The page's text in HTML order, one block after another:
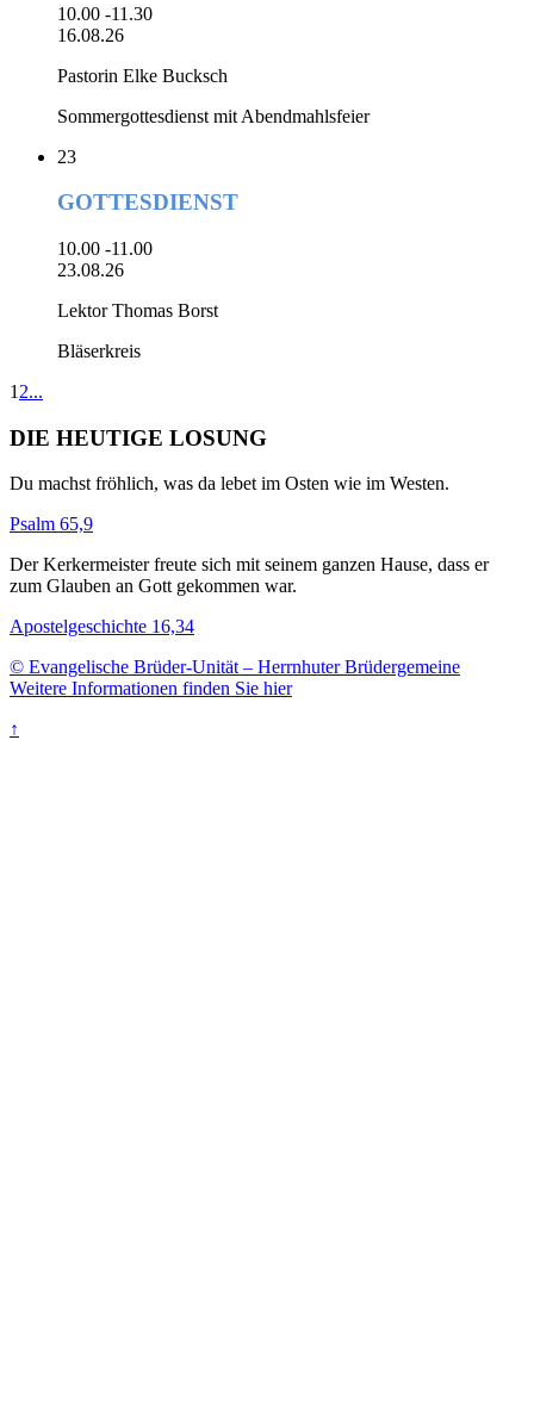
10.00 -11.30
16.08.26
Pastorin Elke Bucksch
Sommergottesdienst mit Abendmahlsfeier
23
GOTTESDIENST
10.00 -11.00
23.08.26
Lektor Thomas Borst
Bläserkreis
1 2...
DIE HEUTIGE LOSUNG
Du machst fröhlich, was da lebet im Osten wie im Westen.
Psalm 65,9
Der Kerkermeister freute sich mit seinem ganzen Hause, dass er
zum Glauben an Gott gekommen war.
Apostelgeschichte 16,34
© Evangelische Brüder-Unität – Herrnhuter Brüdergemeine
Weitere Informationen finden Sie hier
↑